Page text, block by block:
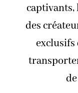
captivants,
des
exclusifs